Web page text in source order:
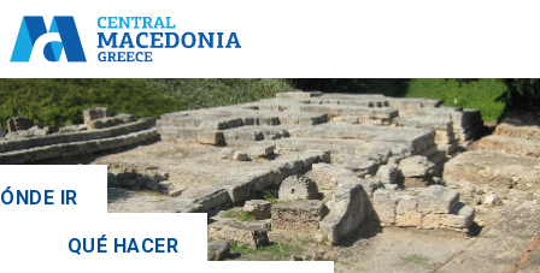
IR
QUÉ HACER